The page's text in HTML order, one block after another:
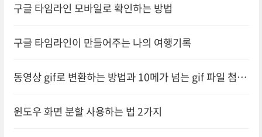
구글 타임라인 모바일로 확인하는 방법
구글 타임라인이 만들어주는 나의 여행기록
동영상 gif로 변환하는 방법과 10메가 넘는 gif 파일 첨부
윈도우 화면 분할 사용하는 법 2가지